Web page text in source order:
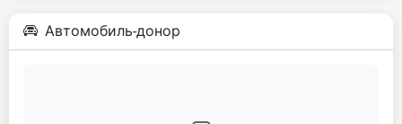
Автомобиль-донор